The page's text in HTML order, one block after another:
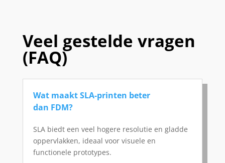
Veel gestelde vragen
(FAQ)
Wat maakt SLA-printen beter
dan FDM?
SLA biedt een veel hogere resolutie en gladde
oppervlakken, ideaal voor visuele en
functionele prototypes.